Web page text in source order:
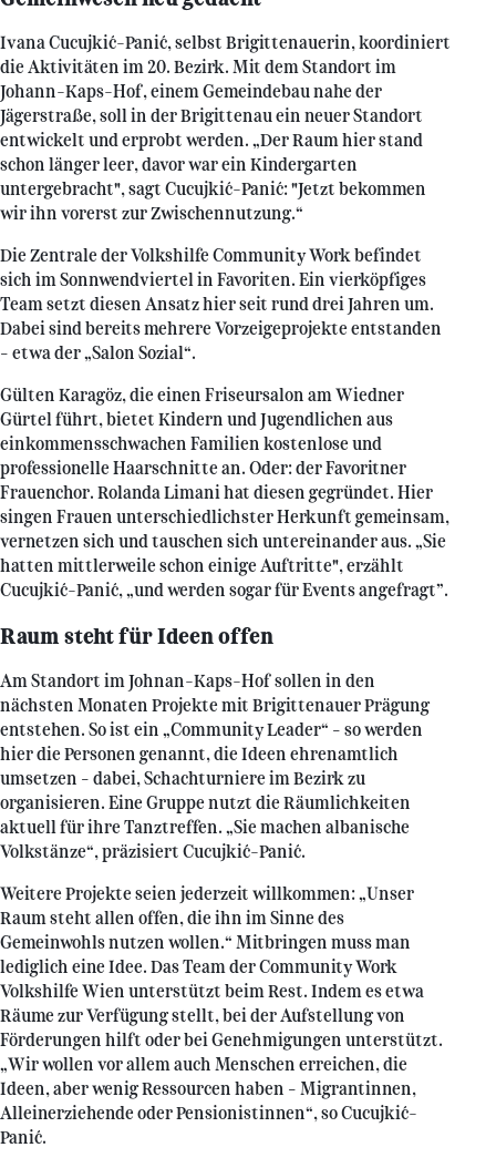
Ivana Cucujkić-Panić, selbst Brigittenauerin, koordiniert
die Aktivitäten im 20. Bezirk. Mit dem Standort im
Johann-Kaps-Hof, einem Gemeindebau nahe der
Jägerstraße, soll in der Brigittenau ein neuer Standort
entwickelt und erprobt werden. „Der Raum hier stand
schon länger leer, davor war ein Kindergarten
untergebracht", sagt Cucujkić-Panić: "Jetzt bekommen
wir ihn vorerst zur Zwischennutzung.“
Die Zentrale der Volkshilfe Community Work befindet
sich im Sonnwendviertel in Favoriten. Ein vierköpfiges
Team setzt diesen Ansatz hier seit rund drei Jahren um.
Dabei sind bereits mehrere Vorzeigeprojekte entstanden
– etwa der „Salon Sozial“.
Gülten Karagöz, die einen Friseursalon am Wiedner
Gürtel führt, bietet Kindern und Jugendlichen aus
einkommensschwachen Familien kostenlose und
professionelle Haarschnitte an. Oder: der Favoritner
Frauenchor. Rolanda Limani hat diesen gegründet. Hier
singen Frauen unterschiedlichster Herkunft gemeinsam,
vernetzen sich und tauschen sich untereinander aus. „Sie
hatten mittlerweile schon einige Auftritte", erzählt
Cucujkić-Panić, „und werden sogar für Events angefragt”.
Raum steht für Ideen offen
Am Standort im Johnan-Kaps-Hof sollen in den
nächsten Monaten Projekte mit Brigittenauer Prägung
entstehen. So ist ein „Community Leader“ – so werden
hier die Personen genannt, die Ideen ehrenamtlich
umsetzen – dabei, Schachturniere im Bezirk zu
organisieren. Eine Gruppe nutzt die Räumlichkeiten
aktuell für ihre Tanztreffen. „Sie machen albanische
Volkstänze“, präzisiert Cucujkić-Panić.
Weitere Projekte seien jederzeit willkommen: „Unser
Raum steht allen offen, die ihn im Sinne des
Gemeinwohls nutzen wollen.“ Mitbringen muss man
lediglich eine Idee. Das Team der Community Work
Volkshilfe Wien unterstützt beim Rest. Indem es etwa
Räume zur Verfügung stellt, bei der Aufstellung von
Förderungen hilft oder bei Genehmigungen unterstützt.
„Wir wollen vor allem auch Menschen erreichen, die
Ideen, aber wenig Ressourcen haben – Migrantinnen,
Alleinerziehende oder Pensionistinnen“, so Cucujkić-
Panić.